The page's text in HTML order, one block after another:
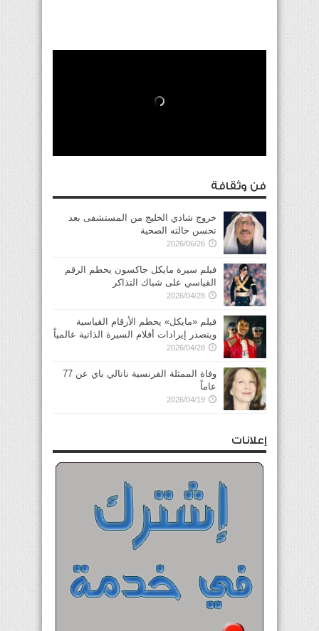
فن وثقافة
خروج شادي الخليج من المستشفى بعد
تحسن حالته الصحية
2026/06/26
فيلم سيرة مايكل جاكسون يحطم الرقم
القياسي على شباك التذاكر
2026/04/28
فيلم «مايكل» يحطم الأرقام القياسية
ويتصدر إيرادات أفلام السيرة الذاتية عالمياً
2026/04/28
وفاة الممثلة الفرنسية ناتالي باي عن 77
عاماً
2026/04/19
إعلانات